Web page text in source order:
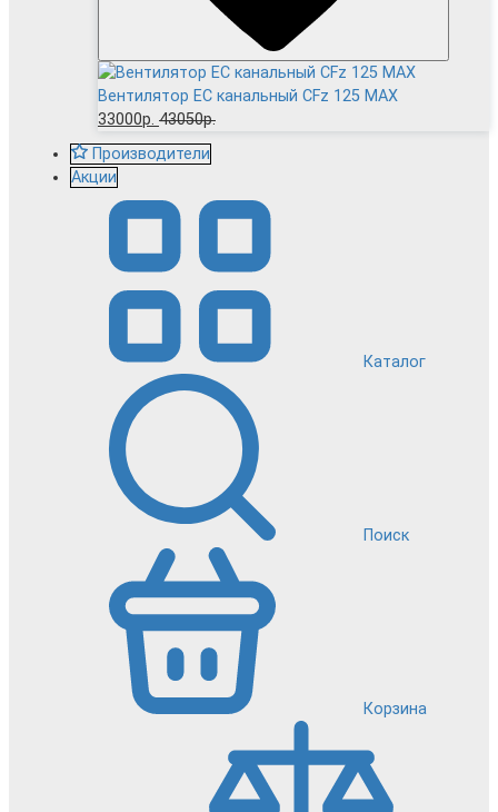
Вентилятор EC канальный CFz 125 MAX
33000р. 43050р.
Производители
Акции
Каталог
Поиск
Корзина